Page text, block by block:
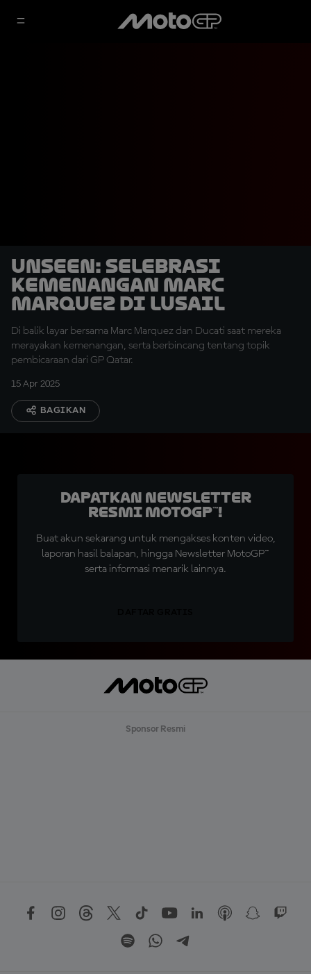
UNSEEN: Selebrasi
Kemenangan Marc
Marquez di Lusail
Di balik layar bersama Marc Marquez dan Ducati saat mereka
merayakan kemenangan, serta berbincang tentang topik
pembicaraan dari GP Qatar.
15 Apr 2025
BAGIKAN
Dapatkan Newsletter
Resmi MotoGP™!
Buat akun sekarang untuk mengakses konten video,
laporan hasil balapan, hingga Newsletter MotoGP™
serta informasi menarik lainnya.
Sponsor Resmi